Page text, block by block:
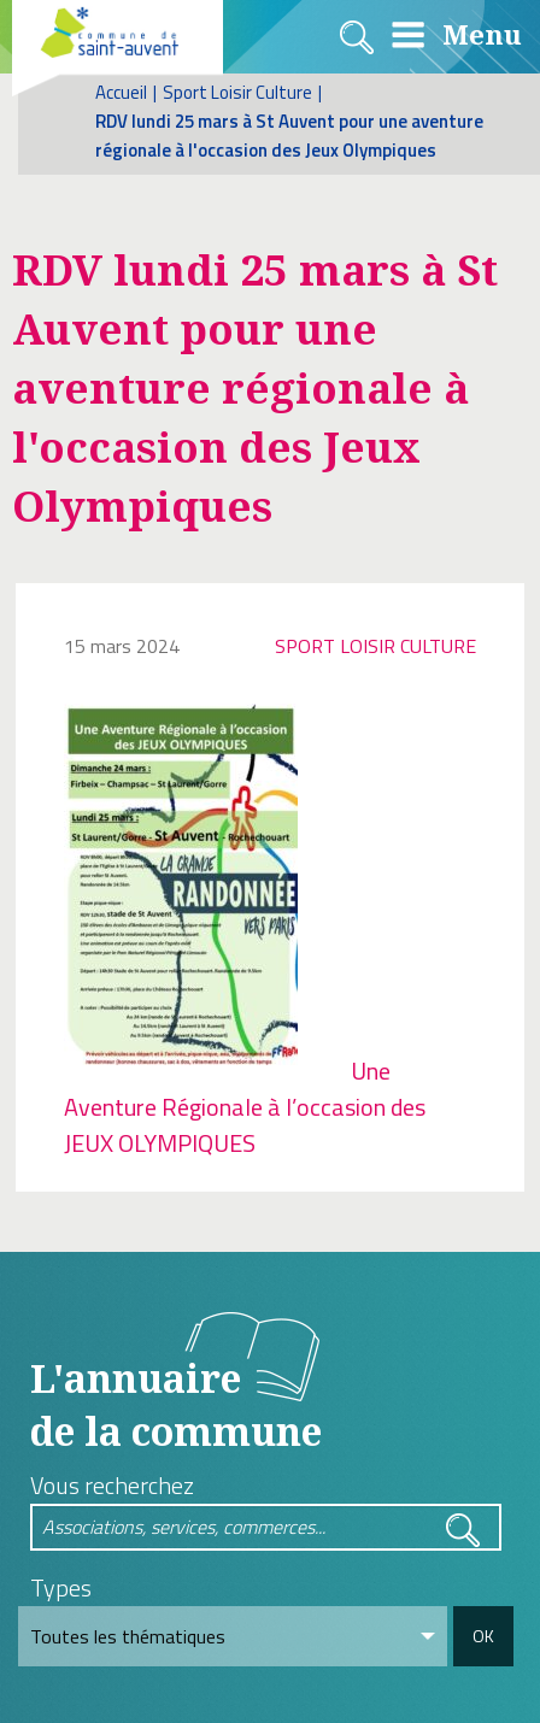
Menu
Accueil | Sport Loisir Culture |
RDV lundi 25 mars à St Auvent pour une aventure
régionale à l'occasion des Jeux Olympiques
RDV lundi 25 mars à St
Auvent pour une
aventure régionale à
l'occasion des Jeux
Olympiques
15 mars 2024 SPORT LOISIR CULTURE
Une
Aventure Régionale à l’occasion des
JEUX OLYMPIQUES
L'annuaire
de la commune
Vous recherchez
Types
OK